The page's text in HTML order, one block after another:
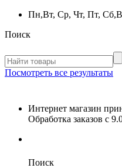
Пн,Вт, Ср, Чт, Пт,
Поиск
Посмотреть все результаты
Интернет магазин
Обработка заказов с
Поиск